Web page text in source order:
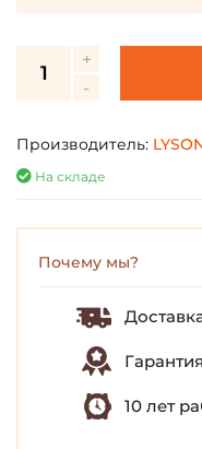
Производитель:
На складе
Почему мы?
10 лет